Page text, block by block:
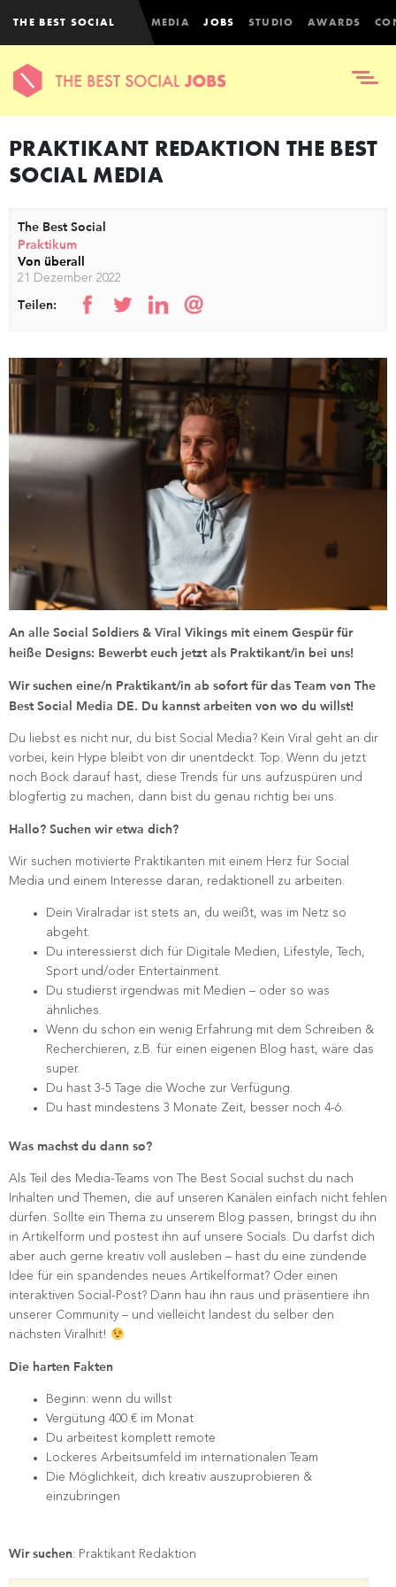
THE BEST SOCIAL MEDIA JOBS STUDIO AWARDS
PRAKTIKANT REDAKTION THE BEST
SOCIAL MEDIA
The Best Social
Praktikum
Von überall
21 Dezember 2022
Teilen:
An alle Social Soldiers & Viral Vikings mit einem Gespür für
heiße Designs: Bewerbt euch jetzt als Praktikant/in bei uns!
Wir suchen eine/n Praktikant/in ab sofort für das Team von The
Best Social Media DE. Du kannst arbeiten von wo du willst!
Du liebst es nicht nur, du bist Social Media? Kein Viral geht an dir
vorbei, kein Hype bleibt von dir unentdeckt. Top. Wenn du jetzt
noch Bock darauf hast, diese Trends für uns aufzuspüren und
blogfertig zu machen, dann bist du genau richtig bei uns.
Hallo? Suchen wir etwa dich?
Wir suchen motivierte Praktikanten mit einem Herz für Social
Media und einem Interesse daran, redaktionell zu arbeiten.
Dein Viralradar ist stets an, du weißt, was im Netz so
abgeht.
Du interessierst dich für Digitale Medien, Lifestyle, Tech,
Sport und/oder Entertainment.
Du studierst irgendwas mit Medien – oder so was
ähnliches.
Wenn du schon ein wenig Erfahrung mit dem Schreiben &
Recherchieren, z.B. für einen eigenen Blog hast, wäre das
super.
Du hast 3-5 Tage die Woche zur Verfügung.
Du hast mindestens 3 Monate Zeit, besser noch 4-6.
Was machst du dann so?
Als Teil des Media-Teams von The Best Social suchst du nach
Inhalten und Themen, die auf unseren Kanälen einfach nicht fehlen
dürfen. Sollte ein Thema zu unserem Blog passen, bringst du ihn
in Artikelform und postest ihn auf unsere Socials. Du darfst dich
aber auch gerne kreativ voll ausleben – hast du eine zündende
Idee für ein spandendes neues Artikelformat? Oder einen
interaktiven Social-Post? Dann hau ihn raus und präsentiere ihn
unserer Community – und vielleicht landest du selber den
nächsten Viralhit!
Die harten Fakten
Beginn: wenn du willst
Vergütung 400 € im Monat
Du arbeitest komplett remote
Lockeres Arbeitsumfeld im internationalen Team
Die Möglichkeit, dich kreativ auszuprobieren &
einzubringen
Wir suchen: Praktikant Redaktion